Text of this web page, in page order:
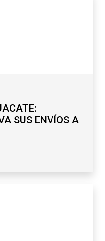
SUS ENVÍOS A